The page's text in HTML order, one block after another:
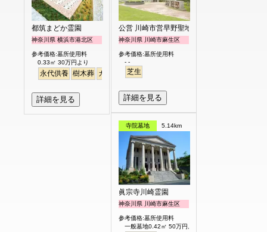
都筑まどか霊園
神奈川県 横浜市港北区
参考価格:墓所使用料
0.33㎡ 30万円より
永代供養 樹木葬 ガーデニング
詳細を見る
公営 川崎市営早野聖地公園
神奈川県 川崎市麻生区
参考価格:墓所使用料
- -
芝生
詳細を見る
寺院墓地 5.14km
眞宗寺川崎霊園
神奈川県 川崎市麻生区
参考価格:墓所使用料
一般墓地0.42㎡ 50万円より